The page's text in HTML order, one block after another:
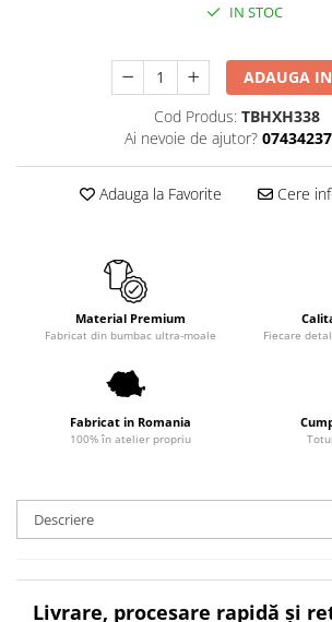
IN STOC
ADAUGA
Cod Produs: TBHXH338
Ai nevoie de ajutor?
Adauga la Favorite Cere
Material Premium
Fabricat din bumbac ultra-moale Fiecare
Fabricat in Romania
100% în atelier propriu
Descriere
Livrare, procesare rapidă și